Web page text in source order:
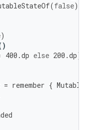
(false)
)
400.dp else 200.dp)
= remember {